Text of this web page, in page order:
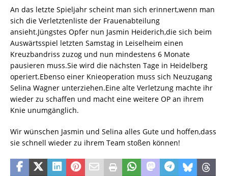
An das letzte Spieljahr scheint man sich erinnert,wenn man
sich die Verletztenliste der Frauenabteilung
ansieht.Jüngstes Opfer nun Jasmin Heiderich,die sich beim
Auswärtsspiel letzten Samstag in Leiselheim einen
Kreuzbandriss zuzog und nun mindestens 6 Monate
pausieren muss.Sie wird die nächsten Tage in Heidelberg
operiert.Ebenso einer Knieoperation muss sich Neuzugang
Selina Wagner unterziehen.Eine alte Verletzung machte ihr
wieder zu schaffen und macht eine weitere OP an ihrem
Knie unumgänglich.
Wir wünschen Jasmin und Selina alles Gute und hoffen,dass
sie schnell wieder zu ihrem Team stoßen können!